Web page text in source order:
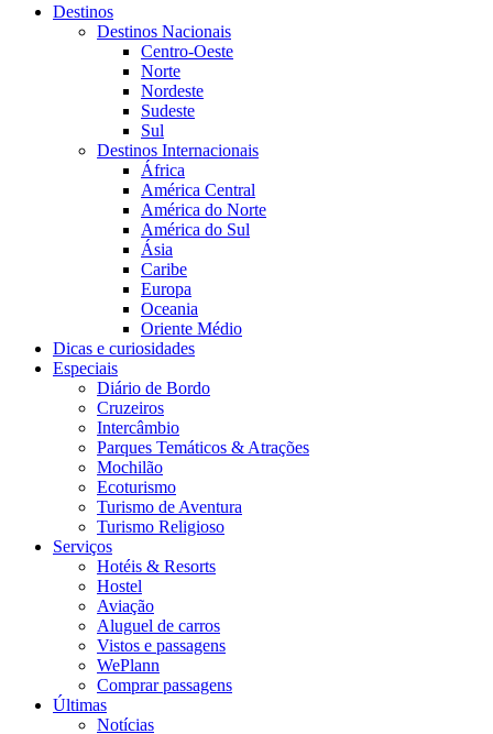
Destinos
Destinos Nacionais
Centro-Oeste
Norte
Nordeste
Sudeste
Sul
Destinos Internacionais
África
América Central
América do Norte
América do Sul
Ásia
Caribe
Europa
Oceania
Oriente Médio
Dicas e curiosidades
Especiais
Diário de Bordo
Cruzeiros
Intercâmbio
Parques Temáticos & Atrações
Mochilão
Ecoturismo
Turismo de Aventura
Turismo Religioso
Serviços
Hotéis & Resorts
Hostel
Aviação
Aluguel de carros
Vistos e passagens
WePlann
Comprar passagens
Últimas
Notícias